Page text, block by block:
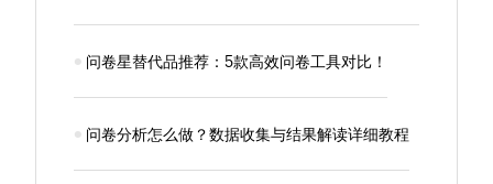
问卷星替代品推荐：5款高效问卷工具对比！
问卷分析怎么做？数据收集与结果解读详细教程